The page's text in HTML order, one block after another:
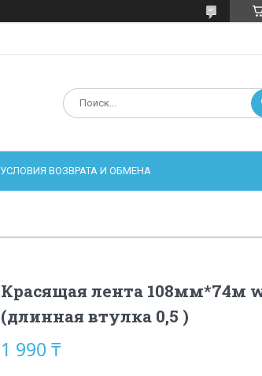
УСЛОВИЯ ВОЗВРАТА И ОБМЕНА
Красящая лента 108мм*74м
(длинная втулка 0,5 )
1 990 ₸